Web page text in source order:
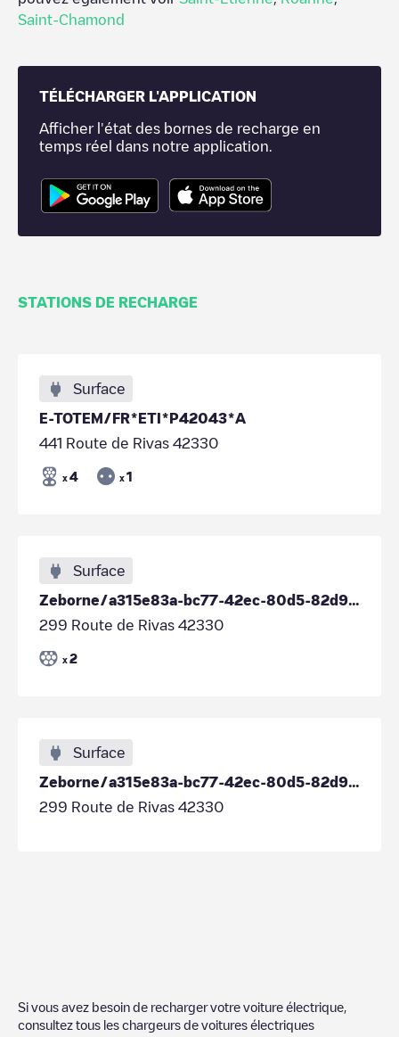
Saint-Chamond
TÉLÉCHARGER L'APPLICATION
Afficher l'état des bornes de recharge en
temps réel dans notre application.
STATIONS DE RECHARGE
Surface
E-TOTEM/FR*ETI*P42043*A
441 Route de Rivas 42330
x 4 x 1
Surface
Zeborne/a315e83a-bc77-42ec-80d5-82d9457c87c3
299 Route de Rivas 42330
x 2
Surface
Zeborne/a315e83a-bc77-42ec-80d5-82d9457c87c3
299 Route de Rivas 42330
Si vous avez besoin de recharger votre voiture électrique,
consultez tous les chargeurs de voitures électriques